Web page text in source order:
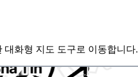
대화형 지도 도구로 이동합니다.